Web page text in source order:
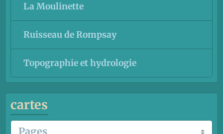
La Moulinette
Ruisseau de Rompsay
Topographie et hydrologie
cartes